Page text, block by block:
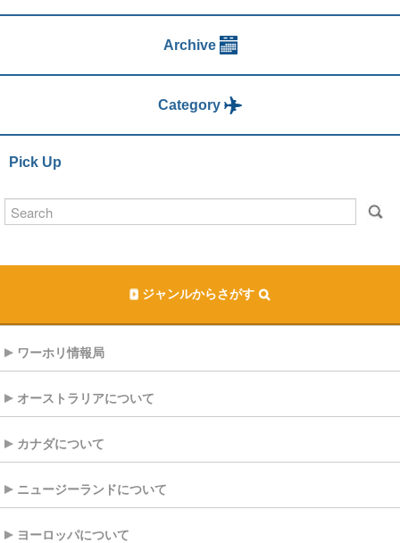
Archive
Category
Pick Up
ジャンルからさがす
ワーホリ情報局
オーストラリアについて
カナダについて
ニュージーランドについて
ヨーロッパについて